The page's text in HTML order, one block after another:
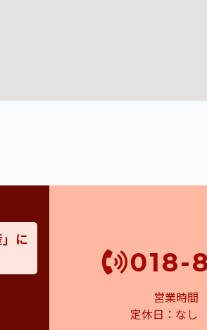
に
018-
営業時間
定休日：な